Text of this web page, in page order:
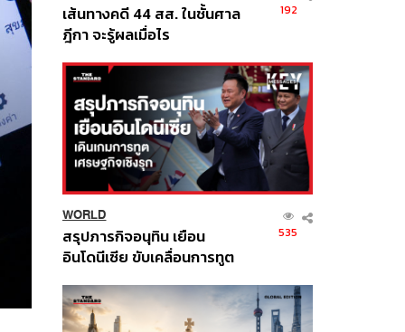
เส้นทางคดี 44 สส. ในชั้นศาล
ฎีกา จะรู้ผลเมื่อไร
192
WORLD
สรุปภารกิจอนุทิน เยือน
อินโดนีเซีย ขับเคลื่อนการทูต
ส่วนยุทธศาสตร์ไทย –
อินโดนีเซีย
535